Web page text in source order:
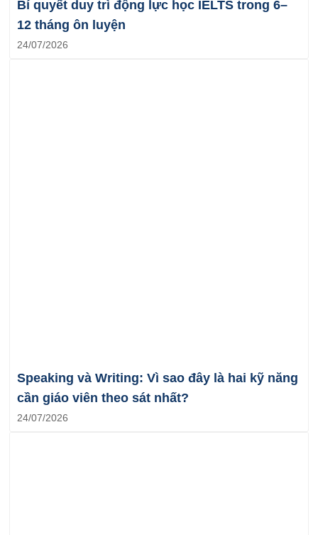
Bí quyết duy trì động lực học IELTS trong 6–
12 tháng ôn luyện
24/07/2026
Speaking và Writing: Vì sao đây là hai kỹ năng
cần giáo viên theo sát nhất?
24/07/2026